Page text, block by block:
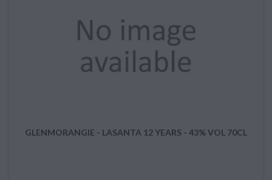
GLENMORANGIE - LASANTA 12 YEARS - 43% VOL 70CL